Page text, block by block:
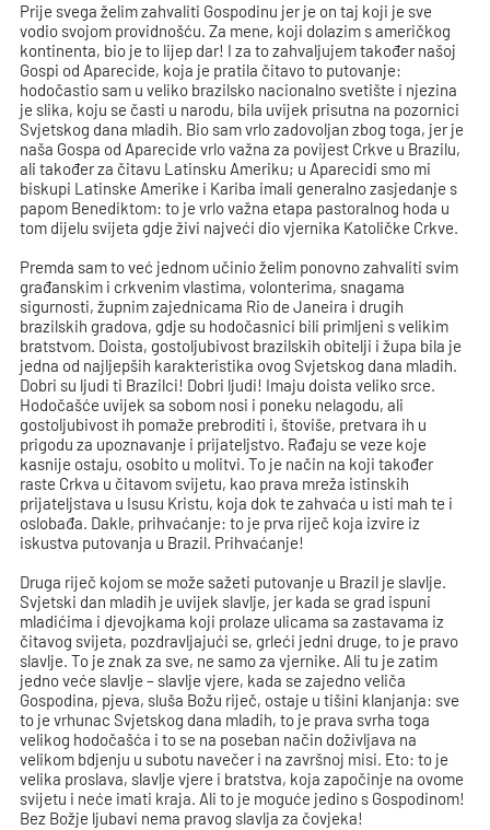
Prije svega želim zahvaliti Gospodinu jer je on taj koji je sve
vodio svojom providnošću. Za mene, koji dolazim s američkog
kontinenta, bio je to lijep dar! I za to zahvaljujem također našoj
Gospi od Aparecide, koja je pratila čitavo to putovanje:
hodočastio sam u veliko brazilsko nacionalno svetište i njezina
je slika, koju se časti u narodu, bila uvijek prisutna na pozornici
Svjetskog dana mladih. Bio sam vrlo zadovoljan zbog toga, jer je
naša Gospa od Aparecide vrlo važna za povijest Crkve u Brazilu,
ali također za čitavu Latinsku Ameriku; u Aparecidi smo mi
biskupi Latinske Amerike i Kariba imali generalno zasjedanje s
papom Benediktom: to je vrlo važna etapa pastoralnog hoda u
tom dijelu svijeta gdje živi najveći dio vjernika Katoličke Crkve.
Premda sam to već jednom učinio želim ponovno zahvaliti svim
građanskim i crkvenim vlastima, volonterima, snagama
sigurnosti, župnim zajednicama Rio de Janeira i drugih
brazilskih gradova, gdje su hodočasnici bili primljeni s velikim
bratstvom. Doista, gostoljubivost brazilskih obitelji i župa bila je
jedna od najljepših karakteristika ovog Svjetskog dana mladih.
Dobri su ljudi ti Brazilci! Dobri ljudi! Imaju doista veliko srce.
Hodočašće uvijek sa sobom nosi i poneku nelagodu, ali
gostoljubivost ih pomaže prebroditi i, štoviše, pretvara ih u
prigodu za upoznavanje i prijateljstvo. Rađaju se veze koje
kasnije ostaju, osobito u molitvi. To je način na koji također
raste Crkva u čitavom svijetu, kao prava mreža istinskih
prijateljstava u Isusu Kristu, koja dok te zahvaća u isti mah te i
oslobađa. Dakle, prihvaćanje: to je prva riječ koja izvire iz
iskustva putovanja u Brazil. Prihvaćanje!
Druga riječ kojom se može sažeti putovanje u Brazil je slavlje.
Svjetski dan mladih je uvijek slavlje, jer kada se grad ispuni
mladićima i djevojkama koji prolaze ulicama sa zastavama iz
čitavog svijeta, pozdravljajući se, grleći jedni druge, to je pravo
slavlje. To je znak za sve, ne samo za vjernike. Ali tu je zatim
jedno veće slavlje – slavlje vjere, kada se zajedno veliča
Gospodina, pjeva, sluša Božu riječ, ostaje u tišini klanjanja: sve
to je vrhunac Svjetskog dana mladih, to je prava svrha toga
velikog hodočašća i to se na poseban način doživljava na
velikom bdjenju u subotu navečer i na završnoj misi. Eto: to je
velika proslava, slavlje vjere i bratstva, koja započinje na ovome
svijetu i neće imati kraja. Ali to je moguće jedino s Gospodinom!
Bez Božje ljubavi nema pravog slavlja za čovjeka!